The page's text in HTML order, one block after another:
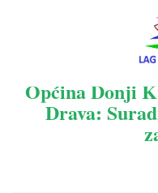
Općina Donji
Drava: